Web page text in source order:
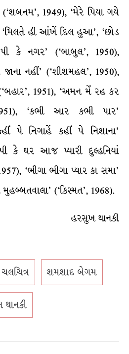
1949), ‘મેરે પિયા ગયે
‘મિલતે હી આંખેં દિલ હુઆ’, ‘છોડ
કે નગર’ (‘બાબુલ’, 1950),
જાના નહીં’ (‘શીશમહલ’, 1950),
1951), ‘અમન મેં રહ કર
1951), ‘કભી આર કભી પાર’
પે નિગાહેં કહીં પે નિશાના’
કે ઘર આજ પ્યારી દુલ્હનિયાં
‘ભીગા ભીગા પ્યાર કા સમા’
(‘કિસ્મત’, 1968).
હરસુખ થાનકી
ચલચિત્ર શમશાદ બેગમ